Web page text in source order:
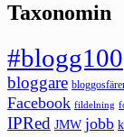
Taxonomin
#blogg100
bloggare
Facebook fildelning
IPRed JMW jobb